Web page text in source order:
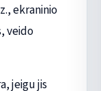
ekraninio
veido
jeigu jis